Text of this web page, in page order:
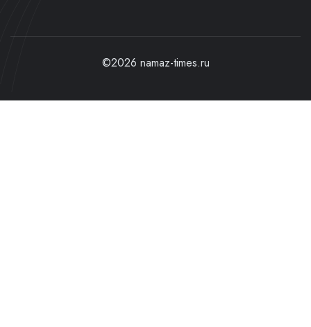
©2026 namaz-times.ru